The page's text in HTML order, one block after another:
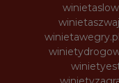
winietawegry.pl